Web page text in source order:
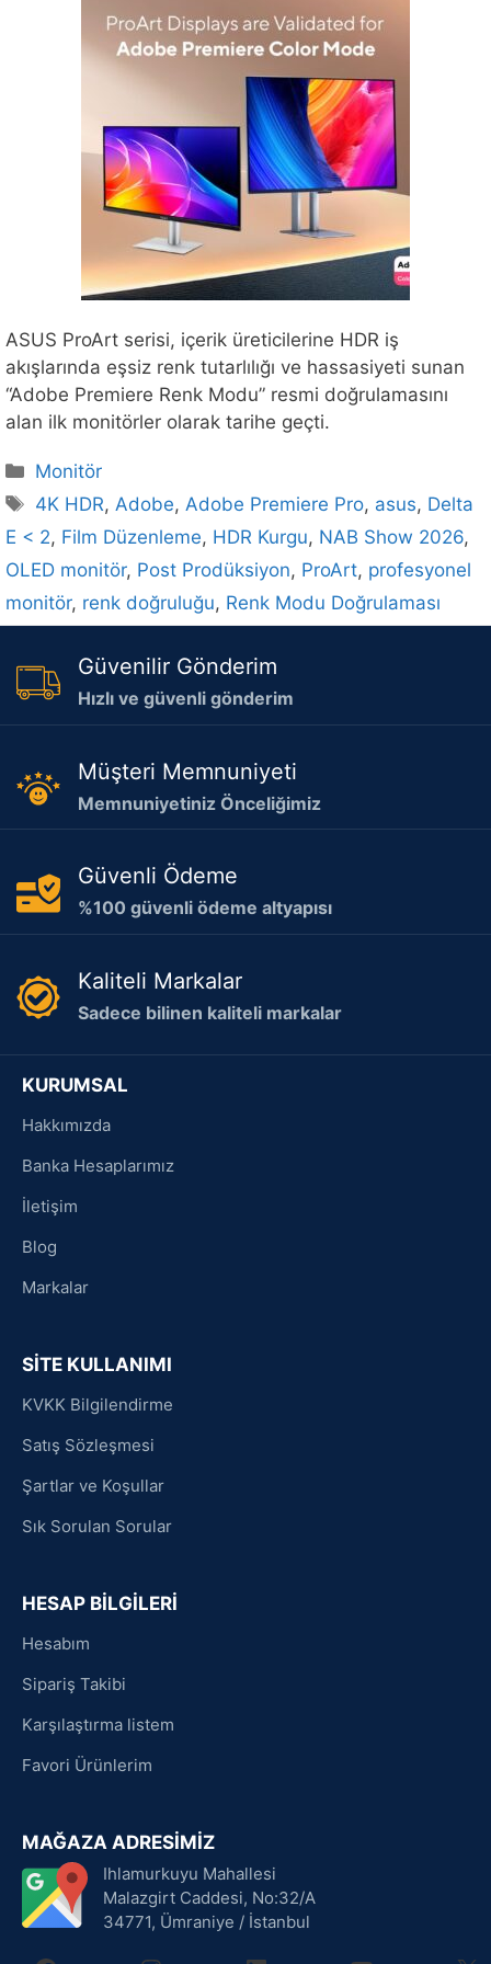
ASUS ProArt serisi, içerik üreticilerine HDR iş
akışlarında eşsiz renk tutarlılığı ve hassasiyeti sunan
“Adobe Premiere Renk Modu” resmi doğrulamasını
alan ilk monitörler olarak tarihe geçti.
Kategoriler
Monitör
Etiketler
4K HDR,Adobe,Adobe Premiere Pro, asus, Delta
E < 2, Film Düzenleme, HDR Kurgu, NAB Show 2026,
OLED monitör, Post Prodüksiyon, ProArt, profesyonel
monitör, renk doğruluğu, Renk Modu Doğrulaması
Güvenilir Gönderim
Hızlı ve güvenli gönderim
Müşteri Memnuniyeti
Memnuniyetiniz Önceliğimiz
Güvenli Ödeme
%100 güvenli ödeme altyapısı
Kaliteli Markalar
Sadece bilinen kaliteli markalar
KURUMSAL
Hakkımızda
Banka Hesaplarımız
İletişim
Blog
Markalar
SİTE KULLANIMI
KVKK Bilgilendirme
Satış Sözleşmesi
Şartlar ve Koşullar
Sık Sorulan Sorular
HESAP BİLGİLERİ
Hesabım
Sipariş Takibi
Karşılaştırma listem
Favori Ürünlerim
MAĞAZA ADRESİMİZ
Ihlamurkuyu Mahallesi
Malazgirt Caddesi, No:32/A
34771, Ümraniye / İstanbul